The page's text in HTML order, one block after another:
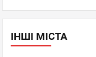
ІНШІ МІСТА